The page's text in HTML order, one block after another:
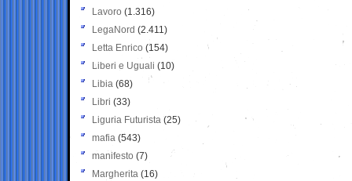
Lavoro (1.316)
LegaNord (2.411)
Letta Enrico (154)
Liberi e Uguali (10)
Libia (68)
Libri (33)
Liguria Futurista (25)
mafia (543)
manifesto (7)
Margherita (16)